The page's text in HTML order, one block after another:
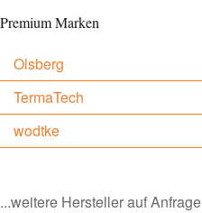
Premium Marken
Olsberg
TermaTech
wodtke
...weitere Hersteller auf Anfrage